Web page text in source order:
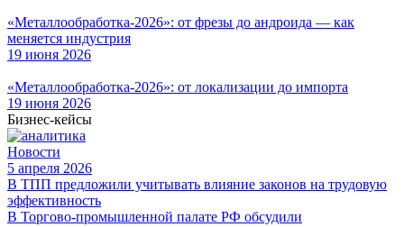
«Металлообработка-2026»: от фрезы до андроида — как
меняется индустрия
19 июня 2026
«Металлообработка-2026»: от локализации до импорта
19 июня 2026
Бизнес-кейсы
Новости
5 апреля 2026
В ТПП предложили учитывать влияние законов на трудовую
эффективность
В Торгово-промышленной палате РФ обсудили